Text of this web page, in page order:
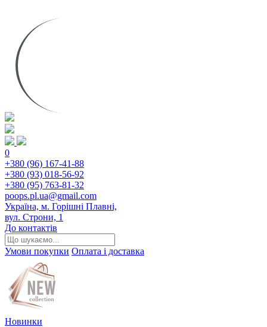
0
+380 (96) 167-41-88
+380 (93) 018-56-92
+380 (95) 763-81-32
poops.pl.ua@gmail.com
Україна, м. Горішні Плавні,
вул. Строни, 1
До контактів
Умови покупки Оплата і доставка
Новинки